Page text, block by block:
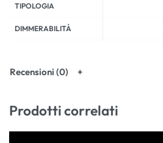
TIPOLOGIA
DIMMERABILITÀ
Recensioni (0)
Prodotti correlati